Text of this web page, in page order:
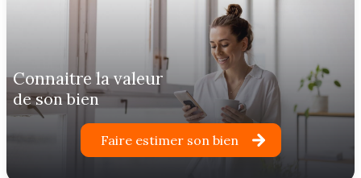
connaitre la valeur
de son bien
Faire estimer son bien